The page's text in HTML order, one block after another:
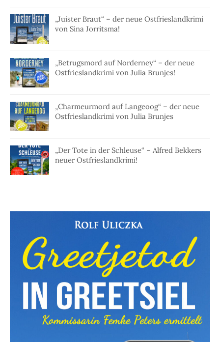
„Juister Braut“ – der neue Ostfrieslandkrimi
von Sina Jorritsma!
„Betrugsmord auf Norderney“ – der neue
Ostfrieslandkrimi von Julia Brunjes!
„Charmeurmord auf Langeoog“ – der neue
Ostfrieslandkrimi von Julia Brunjes
„Der Tote in der Schleuse“ – Alfred Bekkers
neuer Ostfrieslandkrimi!